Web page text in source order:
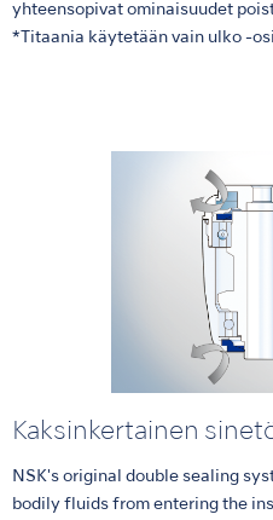
yhteensopivat ominaisuudet
*Titaania käytetään vain ulko -
Kaksinkertainen
NSK's original double sealing
bodily fluids from entering the